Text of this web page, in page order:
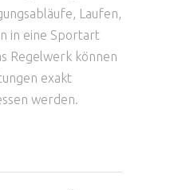
Laufen,
in eine Sportart
Regelwerk können
exakt
werden.